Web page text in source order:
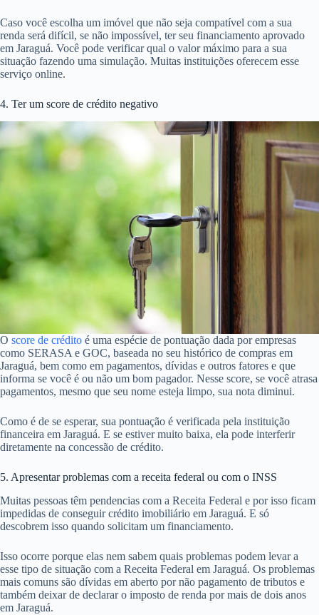
Caso você escolha um imóvel que não seja compatível com a sua
renda será difícil, se não impossível, ter seu financiamento aprovado
em Jaraguá. Você pode verificar qual o valor máximo para a sua
situação fazendo uma simulação. Muitas instituições oferecem esse
serviço online.
4. Ter um score de crédito negativo
O score de crédito é uma espécie de pontuação dada por empresas
como SERASA e GOC, baseada no seu histórico de compras em
Jaraguá, bem como em pagamentos, dívidas e outros fatores e que
informa se você é ou não um bom pagador. Nesse score, se você atrasa
pagamentos, mesmo que seu nome esteja limpo, sua nota diminui.
Como é de se esperar, sua pontuação é verificada pela instituição
financeira em Jaraguá. E se estiver muito baixa, ela pode interferir
diretamente na concessão de crédito.
5. Apresentar problemas com a receita federal ou com o INSS
Muitas pessoas têm pendencias com a Receita Federal e por isso ficam
impedidas de conseguir crédito imobiliário em Jaraguá. E só
descobrem isso quando solicitam um financiamento.
Isso ocorre porque elas nem sabem quais problemas podem levar a
esse tipo de situação com a Receita Federal em Jaraguá. Os problemas
mais comuns são dívidas em aberto por não pagamento de tributos e
também deixar de declarar o imposto de renda por mais de dois anos
em Jaraguá.